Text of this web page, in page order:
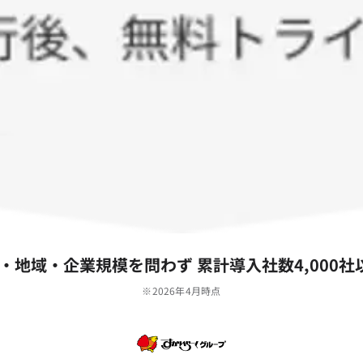
地域‧企業規模を問わず 累計導⼊社数4,000社
※2026年4月時点